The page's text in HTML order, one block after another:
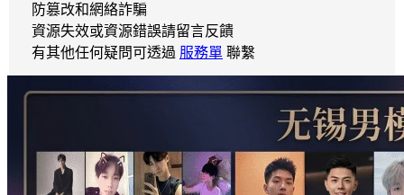
防篡改和網絡詐騙
資源失效或資源錯誤請留言反饋
有其他任何疑問可透過 服務單 聯繫